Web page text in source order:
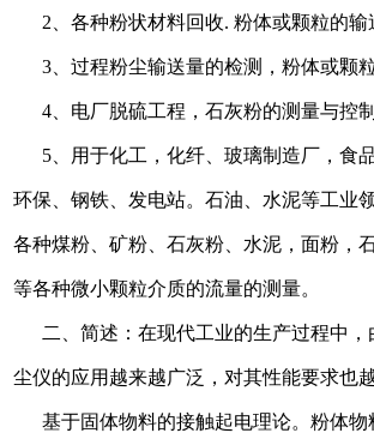
2、各种粉状材料回收. 粉体或颗粒的输
3、过程粉尘输送量的检测，粉体或颗
4、电厂脱硫工程，石灰粉的测量与控制
5、用于化工，化纤、玻璃制造厂，食
环保、钢铁、发电站。石油、水泥等工业
各种煤粉、矿粉、石灰粉、水泥，面粉，
等各种微小颗粒介质的流量的测量。
二、简述：在现代工业的生产过程中
尘仪的应用越来越广泛，对其性能要求也
基于固体物料的接触起电理论。粉体物